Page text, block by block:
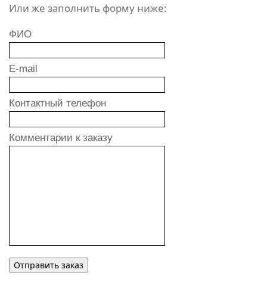
Или же заполнить форму ниже:
ФИО
E-mail
Контактный телефон
Комментарии к заказу